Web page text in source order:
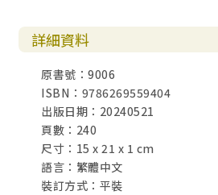
這些看似很「哲學」的論點，卻
的生活。這些句子恰好回應了我對
代表著人生命中的苦難、追尋答案
的認識（像是自古以來的哲學家一
與成長，不就是「靈性照顧」嗎？
提供這些問題的某些答案。在此暫
在書中撰寫的文字，看看是否同意
的討論。
詳細資料
原書號：9006
ISBN：9786269559404
出版日期：20240521
頁數：240
尺寸：15 x 21 x 1 cm
語言：繁體中文
裝訂方式：平裝